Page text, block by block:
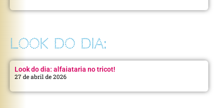
LOOK DO DIA:
Look do dia: alfaiataria no tricot!
27 de abril de 2026